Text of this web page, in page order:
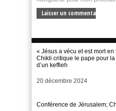
« Jésus a vécu et est mort
Chikli critique le pape pour
d’un keffieh
Date
20 décembre 2024
Conférence de Jérusalem;